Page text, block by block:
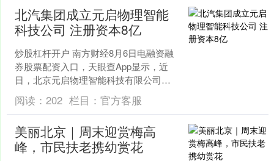
北汽集团成立元启物理智能
科技公司 注册资本8亿
炒股杠杆开户 南方财经8月6日电融资融
券股票配资入口，天眼查App显示，近
日，北京元启物理智能科技有限公司成
立，法定代表人为张焱，注册资本8亿人
民币融资融券股票....
阅读： 202 栏目： 官方客服
美丽北京｜周末迎赏梅高
峰，市民扶老携幼赏花